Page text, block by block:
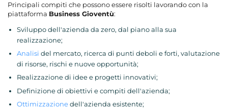
Principali compiti che possono essere risolti lavorando con la
piattaforma Business Gioventù:
Sviluppo dell'azienda da zero, dal piano alla sua
realizzazione;
Analisi del mercato, ricerca di punti deboli e forti, valutazione
di risorse, rischi e nuove opportunità;
Realizzazione di idee e progetti innovativi;
Definizione di obiettivi e compiti dell'azienda;
Ottimizzazionedell'azienda esistente;